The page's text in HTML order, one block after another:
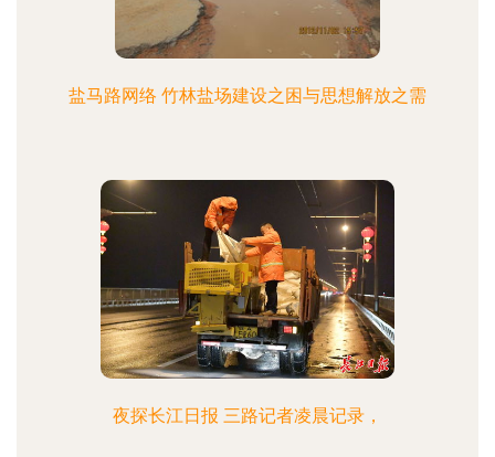
盐马路网络 竹林盐场建设之困与思想解放之需
夜探长江日报 三路记者凌晨记录，